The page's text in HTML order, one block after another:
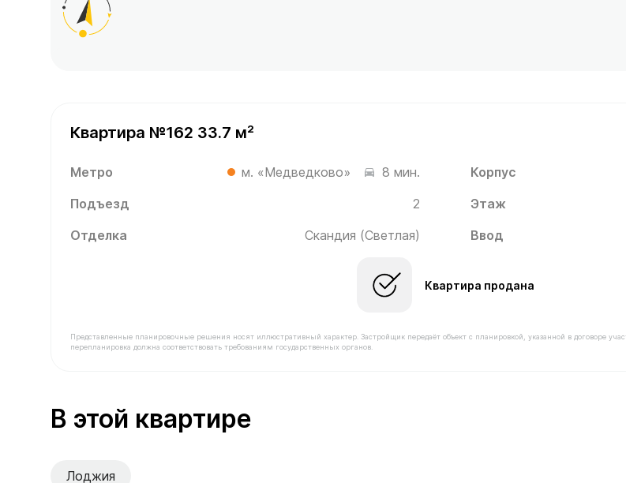
Квартира №162 33.7 м²
Метро м. «Медведково» 8 мин. Корпус
Подъезд 2 Этаж
Отделка
Скандия (Светлая) Ввод
Квартира продана
Представленные планировочные решения носят иллюстративный характер. Застройщик передаёт объект с планировкой, указанной в договоре
перепланировка должна соответствовать требованиям государственных органов.
В этой квартире
Лоджия